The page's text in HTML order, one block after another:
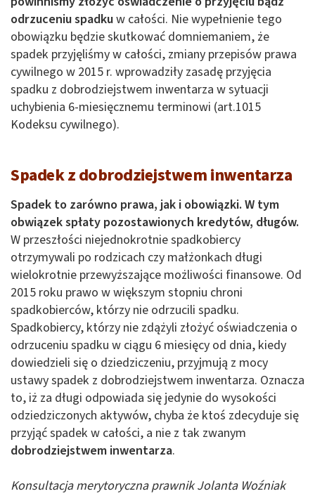
odrzuceniu spadkuw całości. Nie wypełnienie tego
obowiązku będzie skutkować domniemaniem, że
spadek przyjęliśmy w całości, zmiany przepisów prawa
cywilnego w 2015 r. wprowadziły zasadę przyjęcia
spadku z dobrodziejstwem inwentarza w sytuacji
uchybienia 6-miesięcznemu terminowi (art.1015
Kodeksu cywilnego).
Spadek z dobrodziejstwem inwentarza
Spadek to zarówno prawa, jak i obowiązki. W tym
obwiązek spłaty pozostawionych kredytów, długów.
W przeszłości niejednokrotnie spadkobiercy
otrzymywali po rodzicach czy małżonkach długi
wielokrotnie przewyższające możliwości finansowe. Od
2015 roku prawo w większym stopniu chroni
spadkobierców, którzy nie odrzucili spadku.
Spadkobiercy, którzy nie zdążyli złożyć oświadczenia o
odrzuceniu spadku w ciągu 6 miesięcy od dnia, kiedy
dowiedzieli się o dziedziczeniu, przyjmują z mocy
ustawy spadek z dobrodziejstwem inwentarza. Oznacza
to, iż za długi odpowiada się jedynie do wysokości
odziedziczonych aktywów, chyba że ktoś zdecyduje się
przyjąć spadek w całości, a nie z tak zwanym
dobrodziejstwem inwentarza.
Konsultacja merytoryczna prawnik Jolanta Woźniak